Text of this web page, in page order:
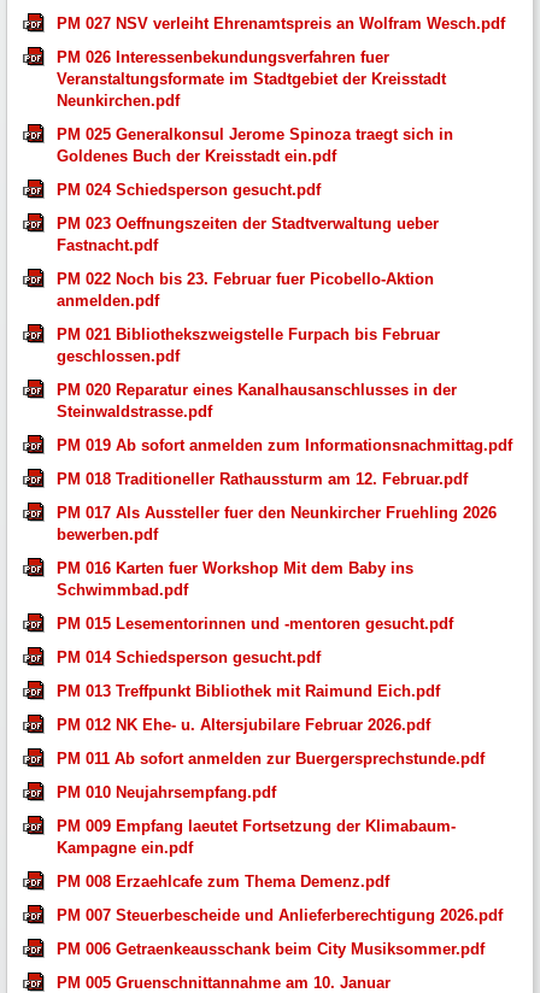
PM 027 NSV verleiht Ehrenamtspreis an Wolfram Wesch.pdf
PM 026 Interessenbekundungsverfahren fuer
Veranstaltungsformate im Stadtgebiet der Kreisstadt
Neunkirchen.pdf
PM 025 Generalkonsul Jerome Spinoza traegt sich in
Goldenes Buch der Kreisstadt ein.pdf
PM 024 Schiedsperson gesucht.pdf
PM 023 Oeffnungszeiten der Stadtverwaltung ueber
Fastnacht.pdf
PM 022 Noch bis 23. Februar fuer Picobello-Aktion
anmelden.pdf
PM 021 Bibliothekszweigstelle Furpach bis Februar
geschlossen.pdf
PM 020 Reparatur eines Kanalhausanschlusses in der
Steinwaldstrasse.pdf
PM 019 Ab sofort anmelden zum Informationsnachmittag.pdf
PM 018 Traditioneller Rathaussturm am 12. Februar.pdf
PM 017 Als Aussteller fuer den Neunkircher Fruehling 2026
bewerben.pdf
PM 016 Karten fuer Workshop Mit dem Baby ins
Schwimmbad.pdf
PM 015 Lesementorinnen und -mentoren gesucht.pdf
PM 014 Schiedsperson gesucht.pdf
PM 013 Treffpunkt Bibliothek mit Raimund Eich.pdf
PM 012 NK Ehe- u. Altersjubilare Februar 2026.pdf
PM 011 Ab sofort anmelden zur Buergersprechstunde.pdf
PM 010 Neujahrsempfang.pdf
PM 009 Empfang laeutet Fortsetzung der Klimabaum-
Kampagne ein.pdf
PM 008 Erzaehlcafe zum Thema Demenz.pdf
PM 007 Steuerbescheide und Anlieferberechtigung 2026.pdf
PM 006 Getraenkeausschank beim City Musiksommer.pdf
PM 005 Gruenschnittannahme am 10. Januar